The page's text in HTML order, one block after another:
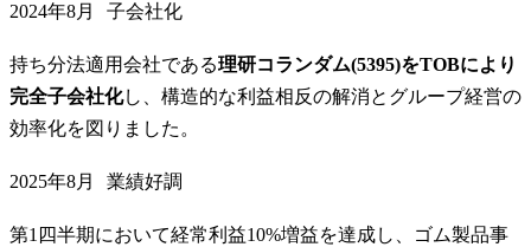
2024年8月 子会社化
持ち分法適用会社である理研コランダム(5395)をTOBにより
完全子会社化し、構造的な利益相反の解消とグループ経営の
効率化を図りました。
2025年8月 業績好調
第1四半期において経常利益10%増益を達成し、ゴム製品事